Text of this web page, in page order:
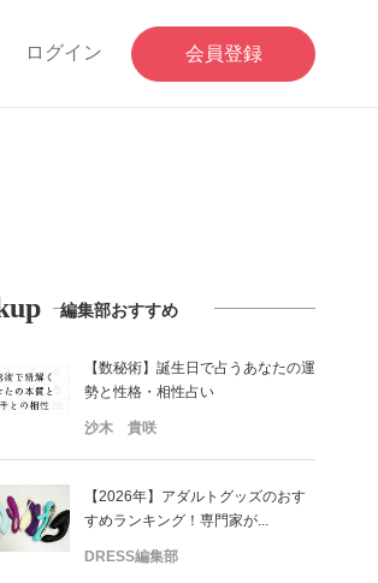
ログイン 会員登録
編集部おすすめ
【数秘術】誕生日で占うあなたの運
勢と性格・相性占い
沙木 貴咲
【2026年】アダルトグッズのおす
すめランキング！専門家が...
DRESS編集部